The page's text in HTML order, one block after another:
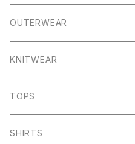
OUTERWEAR
KNITWEAR
TOPS
SHIRTS